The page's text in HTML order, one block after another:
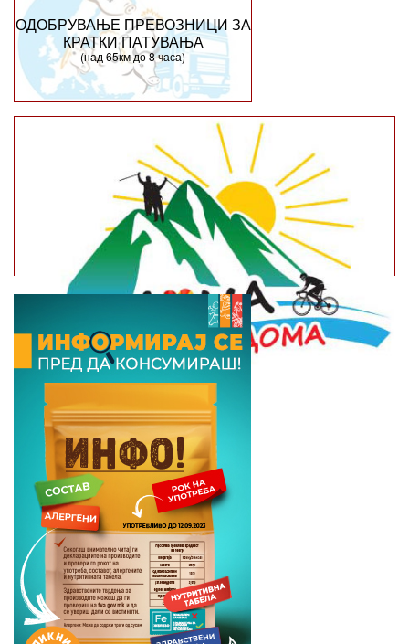
ОДОБРУВАЊЕ ПРЕВОЗНИЦИ ЗА
КРАТКИ ПАТУВАЊА
(над 65км до 8 часа)